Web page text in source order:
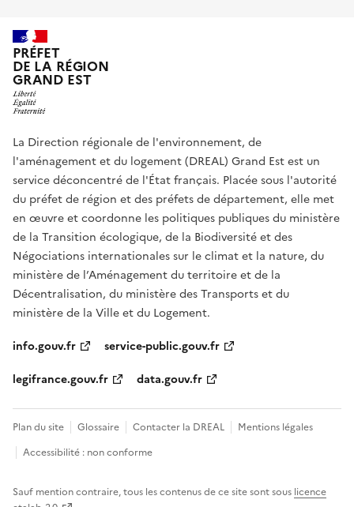
PRÉFET
DE LA RÉGION
GRAND EST
La Direction régionale de l'environnement, de
l'aménagement et du logement (DREAL) Grand Est est un
service déconcentré de l'État français. Placée sous l'autorité
du préfet de région et des préfets de département, elle met
en œuvre et coordonne les politiques publiques du ministère
de la Transition écologique, de la Biodiversité et des
Négociations internationales sur le climat et la nature, du
ministère de l’Aménagement du territoire et de la
Décentralisation, du ministère des Transports et du
ministère de la Ville et du Logement.
info.gouv.fr
service-public.gouv.fr
legifrance.gouv.fr
data.gouv.fr
Plan du site Glossaire Contacter la DREAL
Mentions légales
Accessibilité : non conforme
Sauf mention contraire, tous les contenus de ce site sont sous licence